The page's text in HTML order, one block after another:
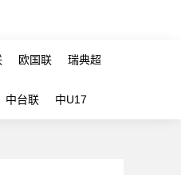
欧国联 瑞典超
中台联 中U17